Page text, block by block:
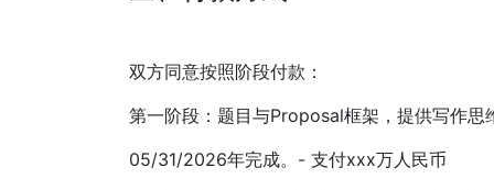
双方同意按照阶段付款：
第一阶段：题目与Proposal框架，提供写作思
05/31/2026年完成。- 支付xxx万人民币